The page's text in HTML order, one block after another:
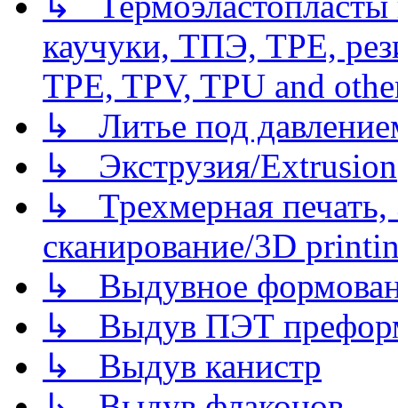
каучуки, ТПЭ, TPE,
TPE, TPV, TPU and
↳ Литье под
↳ Экструзия/Extrusion
↳ Трехмерная
сканирование/3D
↳ Выдувное
↳ Выдув ПЭТ
↳ Выдув канистр